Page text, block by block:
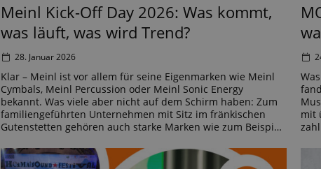
Meinl Kick-Off Day 2026: Was kommt,
was läuft, was wird Trend?
28. Januar 2026
Klar – Meinl ist vor allem für seine Eigenmarken wie Meinl
Cymbals, Meinl Percussion oder Meinl Sonic Energy
bekannt. Was viele aber nicht auf dem Schirm haben: Zum
familiengeführten Unternehmen mit Sitz im fränkischen
Gutenstetten gehören auch starke Marken wie zum Beispiel
Ländern als exklusiver Vertrieb für Marken […]
mit